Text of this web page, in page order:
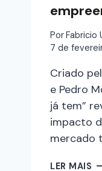
PorFabricio
7 de
Criado
e Pedro
já tem”
impacto
mercado
LER MAIS